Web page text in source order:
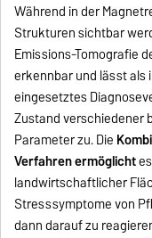
Während in der
Strukturen sichtbar
Emissions-Tomografie
erkennbar und lässt als
eingesetztes
Zustand verschiedener
Parameter zu. Die
Verfahren ermöglicht
landwirtschaftlicher
Stresssymptome von
dann darauf zu